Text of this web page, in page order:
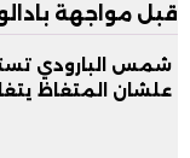
قبل مواجهة
شمس البارودي
علشان المتغاظ